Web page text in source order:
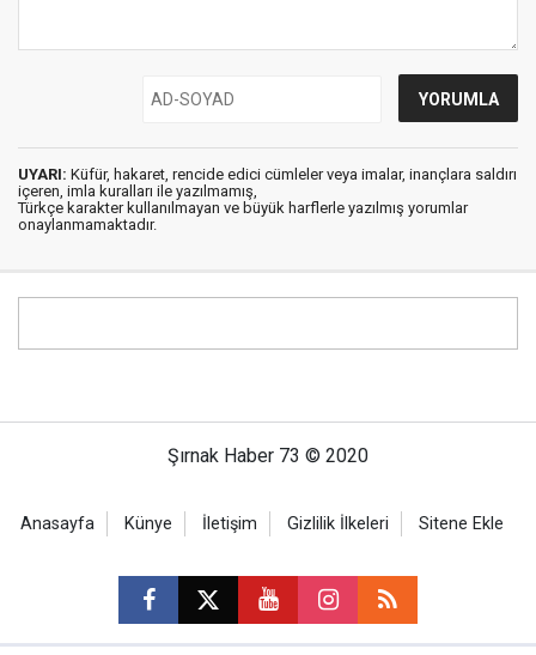
UYARI: Küfür, hakaret, rencide edici cümleler veya imalar, inançlara saldırı
içeren, imla kuralları ile yazılmamış,
Türkçe karakter kullanılmayan ve büyük harflerle yazılmış yorumlar
onaylanmamaktadır.
Şırnak Haber 73 © 2020
Anasayfa Künye İletişim Gizlilik İlkeleri Sitene Ekle